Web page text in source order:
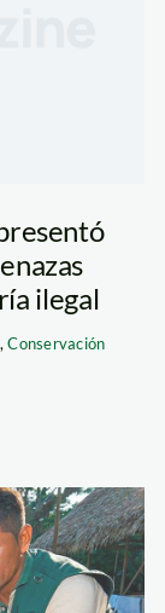
ilegal
,Conservación